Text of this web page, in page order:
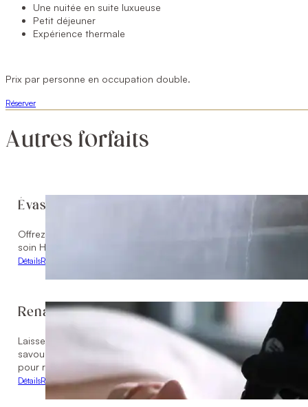
Une nuitée en suite luxueuse
Petit déjeuner
Expérience thermale
Prix par personne en occupation double.
Réserver
Autres forfaits
Évasion Éclatante
Offrez-vous une Évasion Éclatante ! Une nuitée en suite
soin Hydrafacial Deluxe pour un repos revitalisée.
DétailsRéserver
Renaissance
Laissez-vous envelopper par le Soin Voile de Satin, suivi d’un
savourant un moment gourmand grâce à un crédit de 60 $ au
pour renaître en beauté.
DétailsRéserver